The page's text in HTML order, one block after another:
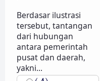
Berdasar ilustrasi
tersebut, tantangan
dari hubungan
antara pemerintah
pusat dan daerah,
yakni...
(A)